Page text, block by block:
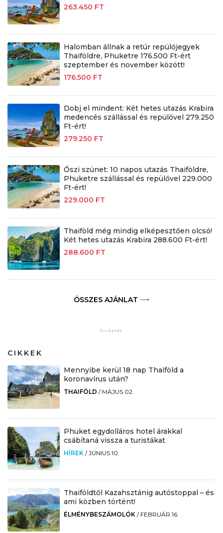
263.450 FT
Halomban állnak a retúr repülőjegyek
Thaiföldre, Phuketre 176.500 Ft-ért
szeptember és november között!
176.500 FT
Dobj el mindent: Két hetes utazás Krabira
medencés szállással és repülővel 279.250
Ft-ért!
279.250 FT
Őszi szünet: 10 napos utazás Thaiföldre,
Phuketre szállással és repülővel 229.000
Ft-ért!
229.000 FT
Thaiföld még mindig elképesztően olcsó!
Két hetes utazás Krabira 288.600 Ft-ért!
288.600 FT
ÖSSZES AJÁNLAT
CIKKEK
Mennyibe kerül 18 nap Thaiföld a
koronavírus után?
THAIFÖLD / MÁJUS 02.
Phuket egydolláros hotel árakkal
csábítaná vissza a turistákat
HÍREK /JÚNIUS 10.
Thaiföldtől Kazahsztánig autóstoppal – és
ami közben történt!
ÉLMÉNYBESZÁMOLÓK / FEBRUÁR 16.